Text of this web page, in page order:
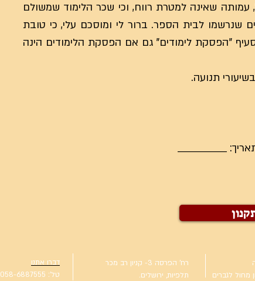
שאינה למטרת רווח, וכי שכר הלימוד שמשולם
שנרשמו לבית הספר. ברור לי ומוסכם עלי, כי טובת
"הפסקת לימודים" גם אם הפסקת הלימודים הינה
תנועה.
______________
דברו אתנו
טל': 058-6887555
רח' הפרסה 3- קניון רב מכר
תלפיות, ירושלים.
מחול לגברים